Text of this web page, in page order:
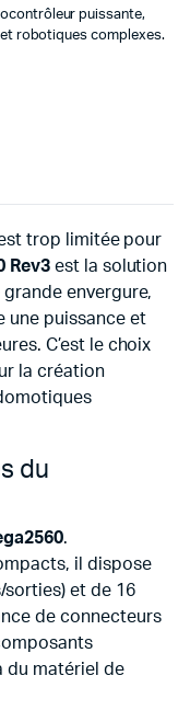
puissante,
robotiques complexes.
trop limitée pour
Rev3est la solution
envergure,
une puissance et
C’est le choix
la création
du
.
il dispose
sorties) et de 16
de connecteurs
du matériel de